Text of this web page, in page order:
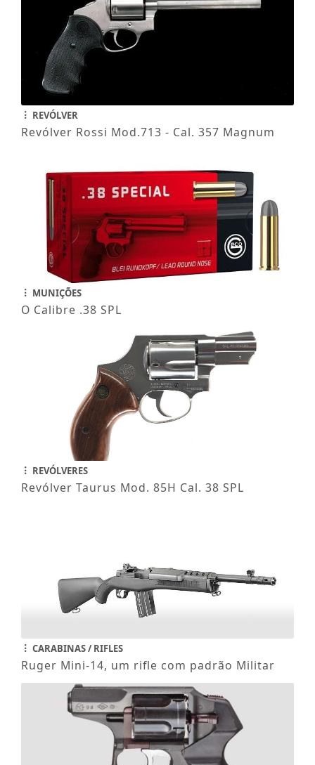
REVÓLVER
Revólver Rossi Mod.713 - Cal. 357 Magnum
MUNIÇÕES
O Calibre .38 SPL
REVÓLVERES
Revólver Taurus Mod. 85H Cal. 38 SPL
CARABINAS / RIFLES
Ruger Mini-14, um rifle com padrão Militar